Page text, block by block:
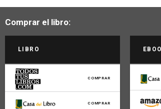
Comprar el libro:
LIBRO
COMPRAR
COMPRAR